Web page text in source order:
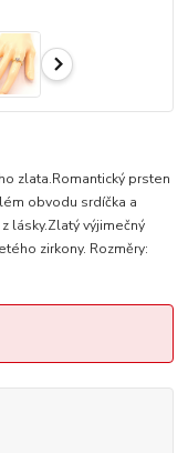
zlata.Romantický prsten
obvodu srdíčka a
lásky.Zlatý výjimečný
zirkony. Rozměry: